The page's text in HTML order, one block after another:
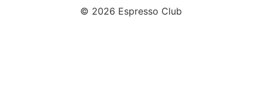
© 2026 Espresso Club